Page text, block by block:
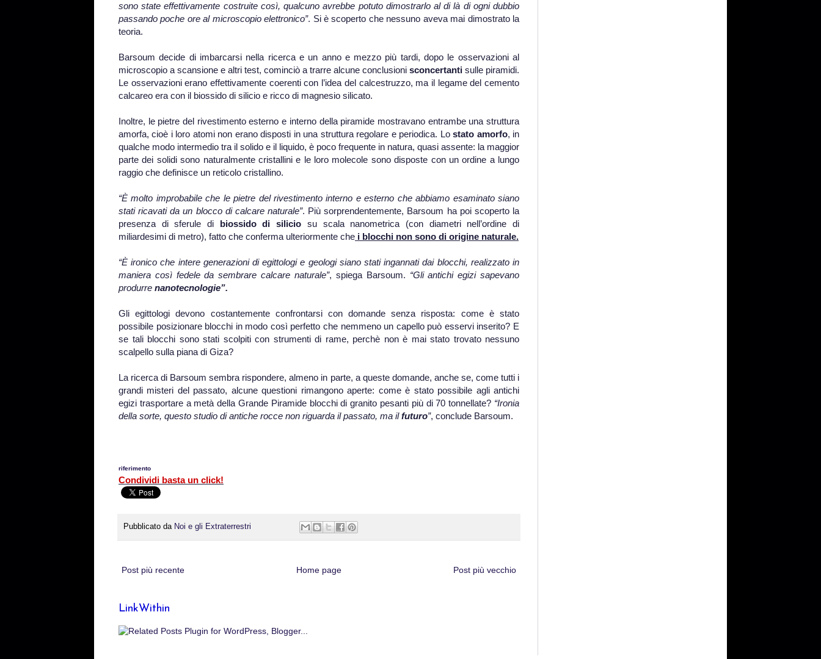
sono state effettivamente costruite così, qualcuno avrebbe potuto dimostrarlo al di là di ogni dubbio
passando poche ore al microscopio elettronico”. Si è scoperto che nessuno aveva mai dimostrato la
teoria.
Barsoum decide di imbarcarsi nella ricerca e un anno e mezzo più tardi, dopo le osservazioni al
microscopio a scansione e altri test, cominciò a trarre alcune conclusioni sconcertanti sulle piramidi.
Le osservazioni erano effettivamente coerenti con l’idea del calcestruzzo, ma il legame del cemento
calcareo era con il biossido di silicio e ricco di magnesio silicato.
Inoltre, le pietre del rivestimento esterno e interno della piramide mostravano entrambe una struttura
amorfa, cioè i loro atomi non erano disposti in una struttura regolare e periodica. Lostato amorfo, in
qualche modo intermedio tra il solido e il liquido, è poco frequente in natura, quasi assente: la maggior
parte dei solidi sono naturalmente cristallini e le loro molecole sono disposte con un ordine a lungo
raggio che definisce un reticolo cristallino.
“È molto improbabile che le pietre del rivestimento interno e esterno che abbiamo esaminato siano
stati ricavati da un blocco di calcare naturale”. Più sorprendentemente, Barsoum ha poi scoperto la
presenza di sferule di biossido di silicio su scala nanometrica (con diametri nell’ordine di
miliardesimi di metro), fatto che conferma ulteriormente che i blocchi non sono di origine naturale.
“È ironico che intere generazioni di egittologi e geologi siano stati ingannati dai blocchi, realizzato in
maniera così fedele da sembrare calcare naturale”, spiega Barsoum. “Gli antichi egizi sapevano
produrre nanotecnologie”.
Gli egittologi devono costantemente confrontarsi con domande senza risposta: come è stato
possibile posizionare blocchi in modo così perfetto che nemmeno un capello può esservi inserito? E
se tali blocchi sono stati scolpiti con strumenti di rame, perchè non è mai stato trovato nessuno
scalpello sulla piana di Giza?
La ricerca di Barsoum sembra rispondere, almeno in parte, a queste domande, anche se, come tutti i
grandi misteri del passato, alcune questioni rimangono aperte: come è stato possibile agli antichi
egizi trasportare a metà della Grande Piramide blocchi di granito pesanti più di 70 tonnellate? “Ironia
della sorte, questo studio di antiche rocce non riguarda il passato, ma ilfuturo”, conclude Barsoum.
riferimento
Condividi basta un click!
Pubblicato da Noi e gli Extraterrestri
Post più recente Post più vecchio
Home page
LinkWithin